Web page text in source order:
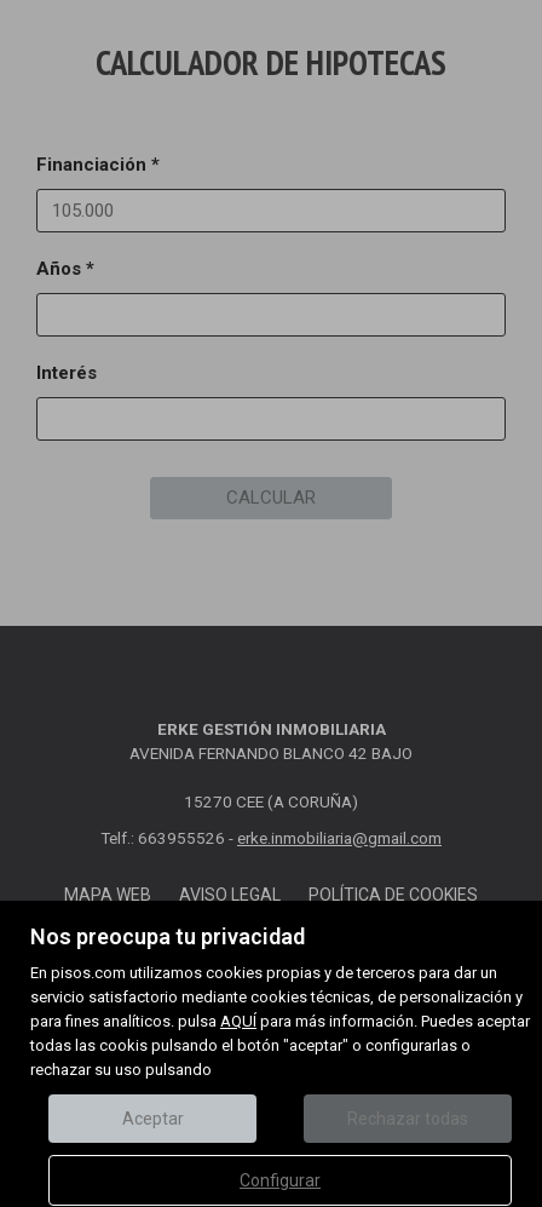
Nos preocupa tu privacidad
En pisos.com utilizamos cookies propias y de terceros para dar un
servicio satisfactorio mediante cookies técnicas, de personalización y
para fines analíticos. pulsa AQUÍ para más información. Puedes aceptar
todas las cookis pulsando el botón "aceptar" o configurarlas o
rechazar su uso pulsando
Aceptar Rechazar todas
Configurar
CALCULADOR DE HIPOTECAS
Financiación *
Años *
Interés
CALCULAR
ERKE GESTIÓN INMOBILIARIA
AVENIDA FERNANDO BLANCO 42 BAJO
15270 CEE (A CORUÑA)
Telf.: 663955526 - erke.inmobiliaria@gmail.com
MAPA WEB AVISO LEGAL POLÍTICA DE COOKIES